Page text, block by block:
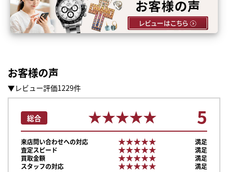
お客様の声
▼レビュー評価1229件
総合 ★★★★★
★★★★★ 5
来店問い合わせへの対応 ★★★★★
★★★★★
満足
査定スピード
★★★★★
★★★★★
満足
買取金額
★★★★★
★★★★★
満足
スタッフの対応
★★★★★
★★★★★ 満足